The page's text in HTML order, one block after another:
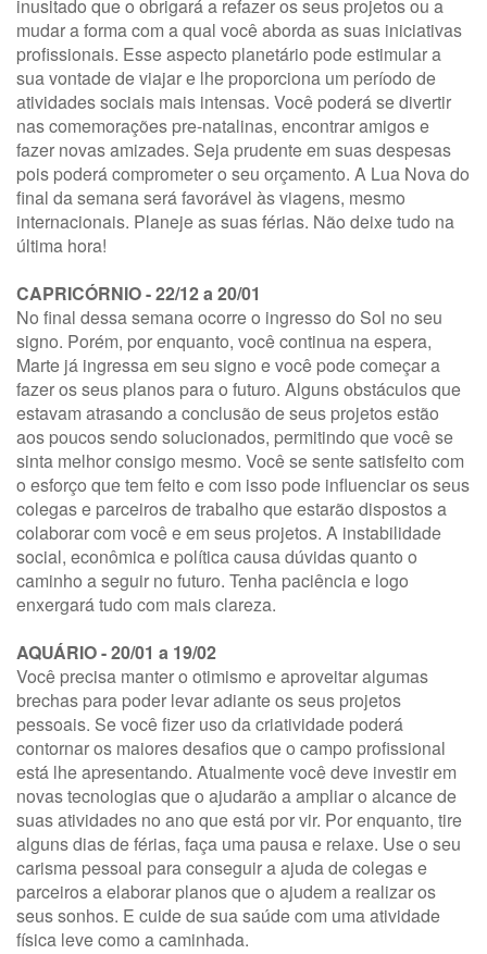
inusitado que o obrigará a refazer os seus projetos ou a
mudar a forma com a qual você aborda as suas iniciativas
profissionais. Esse aspecto planetário pode estimular a
sua vontade de viajar e lhe proporciona um período de
atividades sociais mais intensas. Você poderá se divertir
nas comemorações pre-natalinas, encontrar amigos e
fazer novas amizades. Seja prudente em suas despesas
pois poderá comprometer o seu orçamento. A Lua Nova do
final da semana será favorável às viagens, mesmo
internacionais. Planeje as suas férias. Não deixe tudo na
última hora!
CAPRICÓRNIO - 22/12 a 20/01
No final dessa semana ocorre o ingresso do Sol no seu
signo. Porém, por enquanto, você continua na espera,
Marte já ingressa em seu signo e você pode começar a
fazer os seus planos para o futuro. Alguns obstáculos que
estavam atrasando a conclusão de seus projetos estão
aos poucos sendo solucionados, permitindo que você se
sinta melhor consigo mesmo. Você se sente satisfeito com
o esforço que tem feito e com isso pode influenciar os seus
colegas e parceiros de trabalho que estarão dispostos a
colaborar com você e em seus projetos. A instabilidade
social, econômica e política causa dúvidas quanto o
caminho a seguir no futuro. Tenha paciência e logo
enxergará tudo com mais clareza.
AQUÁRIO - 20/01 a 19/02
Você precisa manter o otimismo e aproveitar algumas
brechas para poder levar adiante os seus projetos
pessoais. Se você fizer uso da criatividade poderá
contornar os maiores desafios que o campo profissional
está lhe apresentando. Atualmente você deve investir em
novas tecnologias que o ajudarão a ampliar o alcance de
suas atividades no ano que está por vir. Por enquanto, tire
alguns dias de férias, faça uma pausa e relaxe. Use o seu
carisma pessoal para conseguir a ajuda de colegas e
parceiros a elaborar planos que o ajudem a realizar os
seus sonhos. E cuide de sua saúde com uma atividade
física leve como a caminhada.